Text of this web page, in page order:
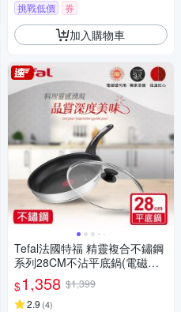
挑戰低價 券
加入購物車
Tefal法國特福 精靈複合不鏽鋼
系列28CM不沾平底鍋(電磁爐
適用)+玻璃蓋
$1,358 $1,399
2.9 (4)